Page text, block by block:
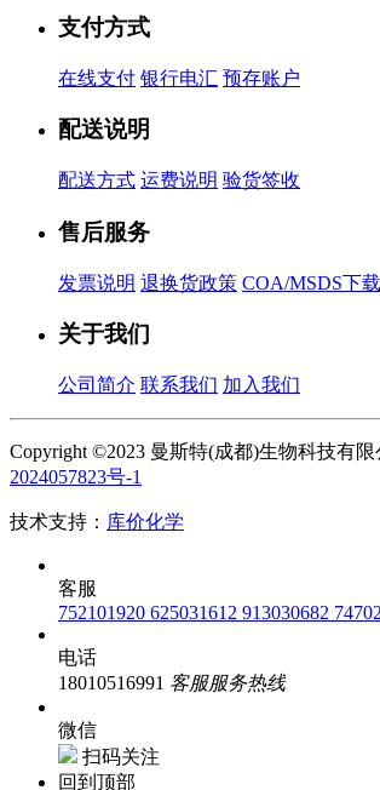
支付方式
在线支付 银行电汇 预存账户
配送说明
配送方式 运费说明 验货签收
售后服务
发票说明 退换货政策 COA/MSDS下载
关于我们
公司简介 联系我们 加入我们
Copyright ©2023 曼斯特(成都)生物科技有限
2024057823号-1
技术支持： 库价化学
客服
752101920 625031612 913030682
电话
18010516991 客服服务热线
微信
扫码关注
回到顶部